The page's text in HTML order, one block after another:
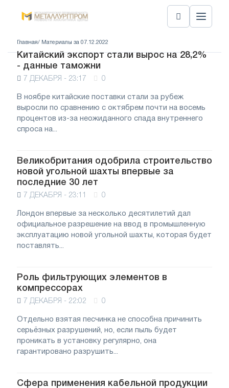
Главная/ Материалы за 07.12.2022
Китайский экспорт стали вырос на 28,2%
- данные таможни
7 ДЕКАБРЯ - 23:17 0
В ноябре китайские поставки стали за рубеж
выросли по сравнению с октябрем почти на восемь
процентов из-за неожиданного спада внутреннего
спроса на...
Великобритания одобрила строительство
новой угольной шахты впервые за
последние 30 лет
7 ДЕКАБРЯ - 23:11 0
Лондон впервые за несколько десятилетий дал
официальное разрешение на ввод в промышленную
эксплуатацию новой угольной шахты, которая будет
поставлять...
Роль фильтрующих элементов в
компрессорах
7 ДЕКАБРЯ - 22:02 0
Отдельно взятая песчинка не способна причинить
серьёзных разрушений, но, если пыль будет
проникать в установку регулярно, она
гарантировано разрушить...
Сфера применения кабельной продукции